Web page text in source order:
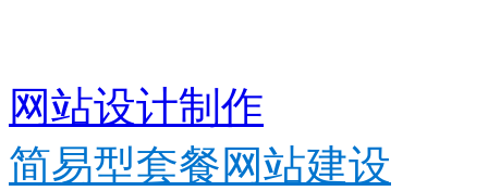
网站设计制作
简易型套餐网站建设